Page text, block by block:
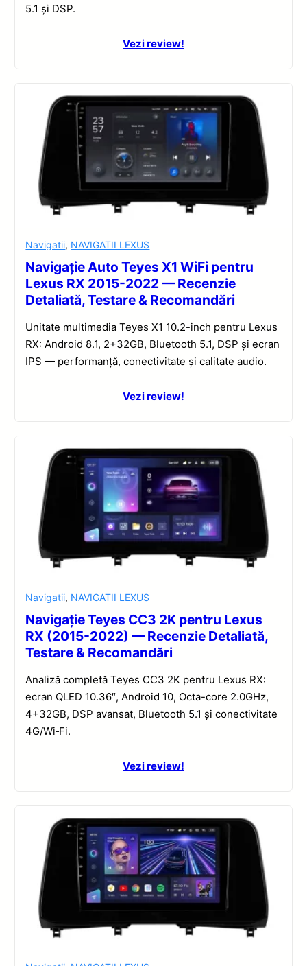
5.1 și DSP.
Vezi review!
Navigatii, NAVIGATII LEXUS
Navigație Auto Teyes X1 WiFi pentru
Lexus RX 2015-2022 — Recenzie
Detaliată, Testare & Recomandări
Unitate multimedia Teyes X1 10.2-inch pentru Lexus
RX: Android 8.1, 2+32GB, Bluetooth 5.1, DSP și ecran
IPS — performanță, conectivitate și calitate audio.
Vezi review!
Navigatii, NAVIGATII LEXUS
Navigație Teyes CC3 2K pentru Lexus
RX (2015-2022) — Recenzie Detaliată,
Testare & Recomandări
Analiză completă Teyes CC3 2K pentru Lexus RX:
ecran QLED 10.36″, Android 10, Octa-core 2.0GHz,
4+32GB, DSP avansat, Bluetooth 5.1 și conectivitate
4G/Wi‑Fi.
Vezi review!